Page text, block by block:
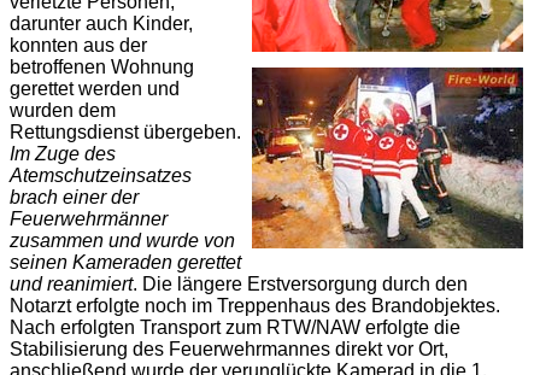
darunter auch Kinder,
konnten aus der
betroffenen Wohnung
gerettet werden und
wurden dem
Rettungsdienst übergeben.
Im Zuge des
Atemschutzeinsatzes
brach einer der
Feuerwehrmänner
zusammen und wurde von
seinen Kameraden gerettet
und reanimiert. Die längere Erstversorgung durch den
Notarzt erfolgte noch im Treppenhaus des Brandobjektes.
Nach erfolgten Transport zum RTW/NAW erfolgte die
Stabilisierung des Feuerwehrmannes direkt vor Ort,